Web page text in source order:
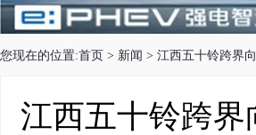
您现在的位置:首页 > 新闻 > 江西五十铃跨界
江西五十铃跨